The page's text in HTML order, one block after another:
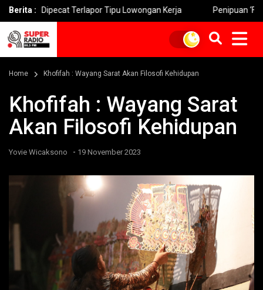
Berita :Terlapor Tipu Lowongan Kerja Penipuan ‘Fake BTS’
Home Khofifah : Wayang Sarat Akan Filosofi Kehidupan
Khofifah : Wayang Sarat
Akan Filosofi Kehidupan
Yovie Wicaksono - 19 November 2023